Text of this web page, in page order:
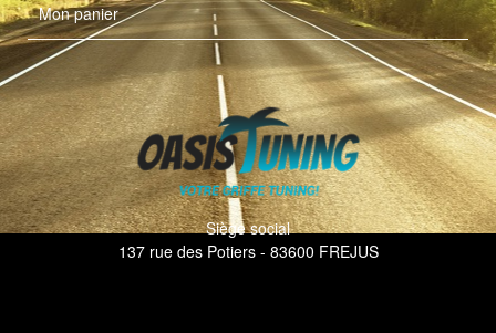
Mon panier
Siège social
137 rue des Potiers - 83600 FREJUS